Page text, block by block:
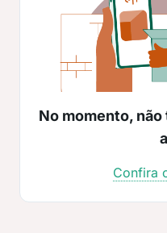
No momento,
Confira